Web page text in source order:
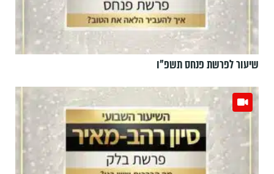
שיעור לפרשת פנחס תשפ"ו